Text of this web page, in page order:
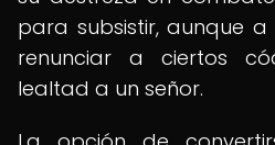
para subsistir, aunque
renunciar a ciertos
lealtad a un señor.